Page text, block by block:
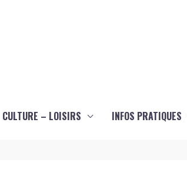
CULTURE – LOISIRS INFOS PRATIQUES